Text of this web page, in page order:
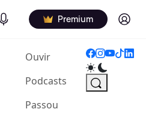
Podcasts Premium Log in
Ouvir(current)
Podcasts
Passou